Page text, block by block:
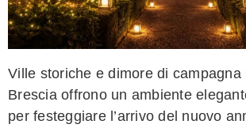
Ville storiche e dimore di campagna
Brescia offrono un ambiente
per festeggiare l’arrivo del nuovo